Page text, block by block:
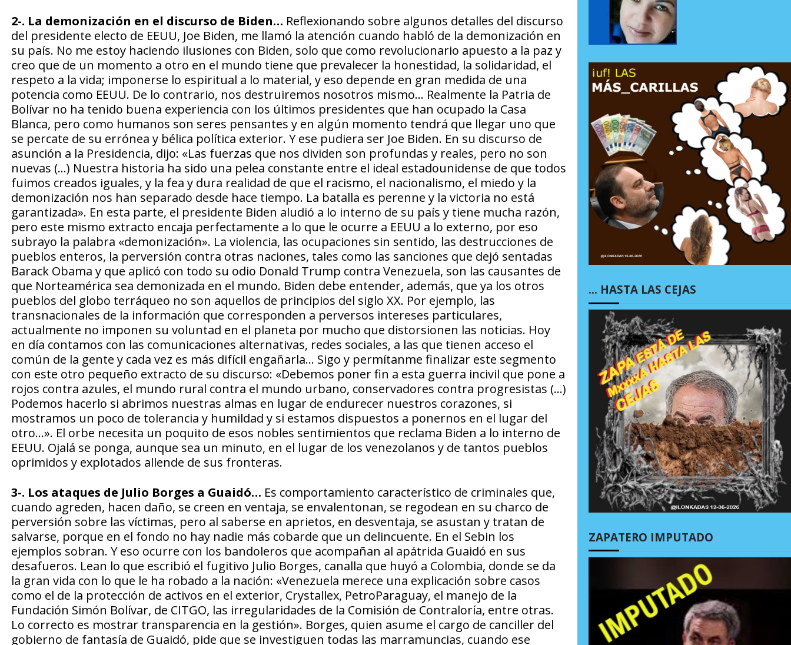
2-. La demonización en el discurso de Biden… Reflexionando sobre algunos detalles del discurso
del presidente electo de EEUU, Joe Biden, me llamó la atención cuando habló de la demonización en
su país. No me estoy haciendo ilusiones con Biden, solo que como revolucionario apuesto a la paz y
creo que de un momento a otro en el mundo tiene que prevalecer la honestidad, la solidaridad, el
respeto a la vida; imponerse lo espiritual a lo material, y eso depende en gran medida de una
potencia como EEUU. De lo contrario, nos destruiremos nosotros mismo… Realmente la Patria de
Bolívar no ha tenido buena experiencia con los últimos presidentes que han ocupado la Casa
Blanca, pero como humanos son seres pensantes y en algún momento tendrá que llegar uno que
se percate de su errónea y bélica política exterior. Y ese pudiera ser Joe Biden. En su discurso de
asunción a la Presidencia, dijo: «Las fuerzas que nos dividen son profundas y reales, pero no son
nuevas (…) Nuestra historia ha sido una pelea constante entre el ideal estadounidense de que todos
fuimos creados iguales, y la fea y dura realidad de que el racismo, el nacionalismo, el miedo y la
demonización nos han separado desde hace tiempo. La batalla es perenne y la victoria no está
garantizada». En esta parte, el presidente Biden aludió a lo interno de su país y tiene mucha razón,
pero este mismo extracto encaja perfectamente a lo que le ocurre a EEUU a lo externo, por eso
subrayo la palabra «demonización». La violencia, las ocupaciones sin sentido, las destrucciones de
pueblos enteros, la perversión contra otras naciones, tales como las sanciones que dejó sentadas
Barack Obama y que aplicó con todo su odio Donald Trump contra Venezuela, son las causantes de
que Norteamérica sea demonizada en el mundo. Biden debe entender, además, que ya los otros
pueblos del globo terráqueo no son aquellos de principios del siglo XX. Por ejemplo, las
transnacionales de la información que corresponden a perversos intereses particulares,
actualmente no imponen su voluntad en el planeta por mucho que distorsionen las noticias. Hoy
en día contamos con las comunicaciones alternativas, redes sociales, a las que tienen acceso el
común de la gente y cada vez es más difícil engañarla… Sigo y permítanme finalizar este segmento
con este otro pequeño extracto de su discurso: «Debemos poner fin a esta guerra incivil que pone a
rojos contra azules, el mundo rural contra el mundo urbano, conservadores contra progresistas (…)
Podemos hacerlo si abrimos nuestras almas en lugar de endurecer nuestros corazones, si
mostramos un poco de tolerancia y humildad y si estamos dispuestos a ponernos en el lugar del
otro…». El orbe necesita un poquito de esos nobles sentimientos que reclama Biden a lo interno de
EEUU. Ojalá se ponga, aunque sea un minuto, en el lugar de los venezolanos y de tantos pueblos
oprimidos y explotados allende de sus fronteras.
3-. Los ataques de Julio Borges a Guaidó… Es comportamiento característico de criminales que,
cuando agreden, hacen daño, se creen en ventaja, se envalentonan, se regodean en su charco de
perversión sobre las víctimas, pero al saberse en aprietos, en desventaja, se asustan y tratan de
salvarse, porque en el fondo no hay nadie más cobarde que un delincuente. En el Sebin los
ejemplos sobran. Y eso ocurre con los bandoleros que acompañan al apátrida Guaidó en sus
desafueros. Lean lo que escribió el fugitivo Julio Borges, canalla que huyó a Colombia, donde se da
la gran vida con lo que le ha robado a la nación: «Venezuela merece una explicación sobre casos
como el de la protección de activos en el exterior, Crystallex, PetroParaguay, el manejo de la
Fundación Simón Bolívar, de CITGO, las irregularidades de la Comisión de Contraloría, entre otras.
Lo correcto es mostrar transparencia en la gestión». Borges, quien asume el cargo de canciller del
gobierno de fantasía de Guaidó, pide que se investiguen todas las marramuncias, cuando ese
… HASTA LAS CEJAS
ZAPATERO IMPUTADO